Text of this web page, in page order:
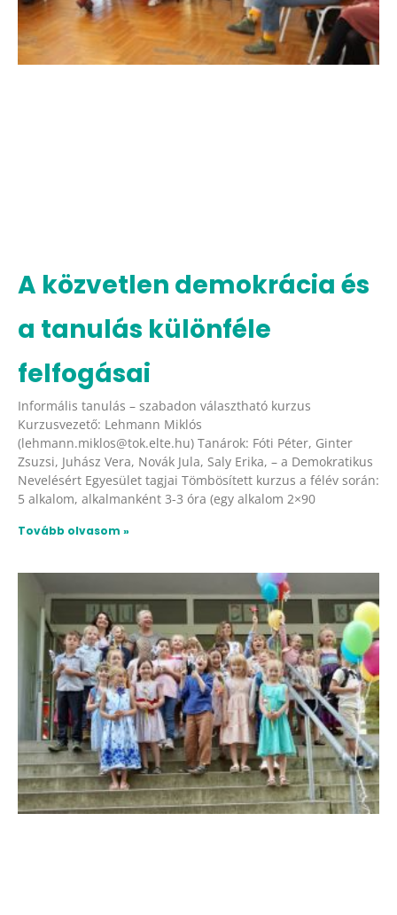
A közvetlen demokrácia és
a tanulás különféle
felfogásai
Informális tanulás – szabadon választható kurzus
Kurzusvezető: Lehmann Miklós
(lehmann.miklos@tok.elte.hu) Tanárok: Fóti Péter, Ginter
Zsuzsi, Juhász Vera, Novák Jula, Saly Erika, – a Demokratikus
Nevelésért Egyesület tagjai Tömbösített kurzus a félév során:
5 alkalom, alkalmanként 3-3 óra (egy alkalom 2×90
Tovább olvasom »